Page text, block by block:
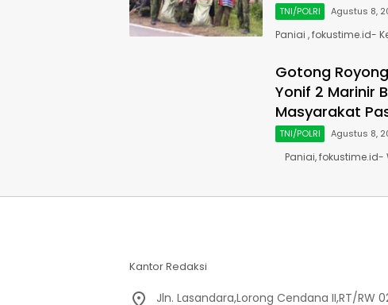
TNI/POLRI Agustus 8,
Paniai , fokustime.id-
Gotong
Yonif 2 Marinir
Masyarakat
TNI/POLRI Agustus 8,
Paniai, fokustime.id-
Kantor Redaksi
Jln. Lasandara,Lorong Cendana II,RT/RW